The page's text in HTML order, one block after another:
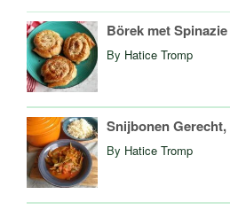
Börek met
By Hatice Tromp
Snijbonen Gerecht,
By Hatice Tromp